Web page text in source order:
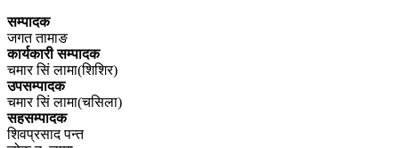
सम्पादक
जगत तामाङ
कार्यकारी सम्पादक
चमार सिं लामा(शिशिर)
उपसम्पादक
चमार सिं लामा(चसिला)
सहसम्पादक
शिवप्रसाद पन्त